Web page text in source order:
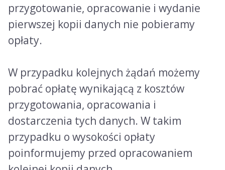
przygotowanie, opracowanie i wydanie
pierwszej kopii danych nie pobieramy
opłaty.
W przypadku kolejnych żądań możemy
pobrać opłatę wynikającą z kosztów
przygotowania, opracowania i
dostarczenia tych danych. W takim
przypadku o wysokości opłaty
poinformujemy przed opracowaniem